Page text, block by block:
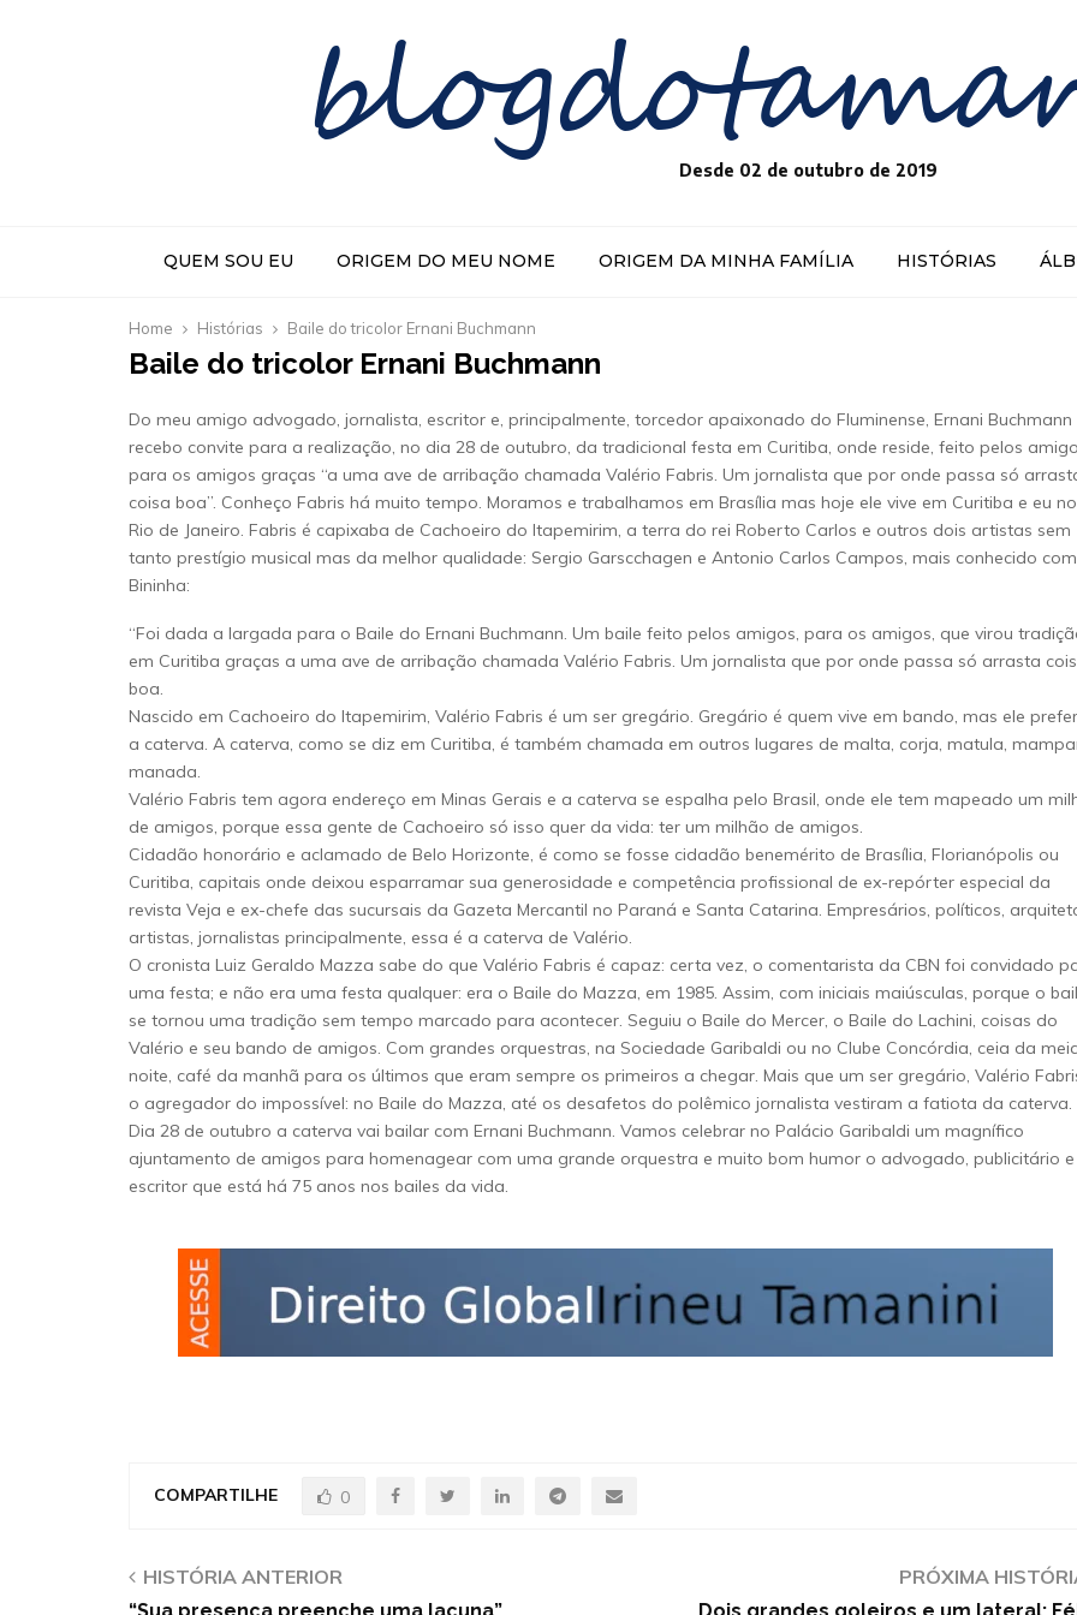
Desde 02 de outubro de 2019
QUEM SOU EU ORIGEM DO MEU NOME ORIGEM DA MINHA FAMÍLIA HISTÓRIAS
Home Histórias Baile do tricolor Ernani Buchmann
Baile do tricolor Ernani Buchmann
Do meu amigo advogado, jornalista, escritor e, principalmente, torcedor apaixonado do Fluminense, Ernani Buchmann
recebo convite para a realização, no dia 28 de outubro, da tradicional festa em Curitiba, onde reside, feito pelos
para os amigos graças “a uma ave de arribação chamada Valério Fabris. Um jornalista que por onde passa só
coisa boa”. Conheço Fabris há muito tempo. Moramos e trabalhamos em Brasília mas hoje ele vive em Curitiba e eu no
Rio de Janeiro. Fabris é capixaba de Cachoeiro do Itapemirim, a terra do rei Roberto Carlos e outros dois artistas sem
tanto prestígio musical mas da melhor qualidade: Sergio Garscchagen e Antonio Carlos Campos, mais conhecido
Bininha:
“Foi dada a largada para o Baile do Ernani Buchmann. Um baile feito pelos amigos, para os amigos, que virou
em Curitiba graças a uma ave de arribação chamada Valério Fabris. Um jornalista que por onde passa só arrasta
boa.
Nascido em Cachoeiro do Itapemirim, Valério Fabris é um ser gregário. Gregário é quem vive em bando, mas ele
a caterva. A caterva, como se diz em Curitiba, é também chamada em outros lugares de malta, corja, matula,
manada.
Valério Fabris tem agora endereço em Minas Gerais e a caterva se espalha pelo Brasil, onde ele tem mapeado um
de amigos, porque essa gente de Cachoeiro só isso quer da vida: ter um milhão de amigos.
Cidadão honorário e aclamado de Belo Horizonte, é como se fosse cidadão benemérito de Brasília, Florianópolis ou
Curitiba, capitais onde deixou esparramar sua generosidade e competência profissional de ex-repórter especial da
revista Veja e ex-chefe das sucursais da Gazeta Mercantil no Paraná e Santa Catarina. Empresários, políticos,
artistas, jornalistas principalmente, essa é a caterva de Valério.
O cronista Luiz Geraldo Mazza sabe do que Valério Fabris é capaz: certa vez, o comentarista da CBN foi convidado
uma festa; e não era uma festa qualquer: era o Baile do Mazza, em 1985. Assim, com iniciais maiúsculas, porque o
se tornou uma tradição sem tempo marcado para acontecer. Seguiu o Baile do Mercer, o Baile do Lachini, coisas do
Valério e seu bando de amigos. Com grandes orquestras, na Sociedade Garibaldi ou no Clube Concórdia, ceia da
noite, café da manhã para os últimos que eram sempre os primeiros a chegar. Mais que um ser gregário, Valério
o agregador do impossível: no Baile do Mazza, até os desafetos do polêmico jornalista vestiram a fatiota da caterva.
Dia 28 de outubro a caterva vai bailar com Ernani Buchmann. Vamos celebrar no Palácio Garibaldi um magnífico
ajuntamento de amigos para homenagear com uma grande orquestra e muito bom humor o advogado, publicitário e
escritor que está há 75 anos nos bailes da vida.
COMPARTILHE 0
HISTÓRIA ANTERIOR PRÓXIMA